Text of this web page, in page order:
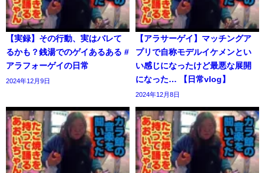
【実録】その行動、実はバレて
るかも？銭湯でのゲイあるある #
アラフォーゲイの日常
2024年12月9日
【アラサーゲイ】マッチングア
プリで自称モデルイケメンとい
い感じになったけど最悪な展開
になった… 【日常vlog】
2024年12月8日